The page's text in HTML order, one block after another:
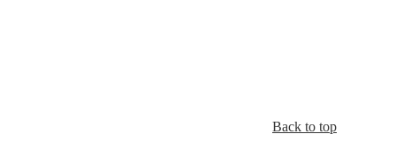
Back to top